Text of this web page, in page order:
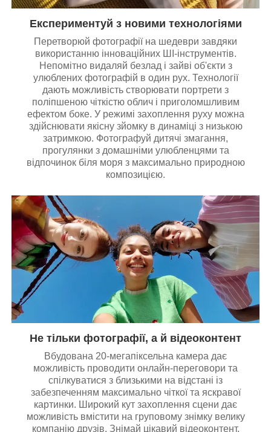
Експериментуй з новими технологіями
Перетворюй фотографії на шедеври завдяки
використанню інноваційних ШІ-інструментів.
Непомітно видаляй безлад і зайві об'єкти з
улюблених фотографій в один рух. Технології
дають можливість створювати портрети з
поліпшеною чіткістю облич і приголомшливим
ефектом боке. У режимі захоплення руху можна
здійснювати якісну зйомку в динаміці з низькою
затримкою. Фотографуй дитячі змагання,
прогулянки з домашніми улюбленцями та
відпочинок біля моря з максимально природною
композицією.
Не тільки фотографії, а й відеоконтент
Вбудована 20-мегапіксельна камера дає
можливість проводити онлайн-переговори та
спілкуватися з близькими на відстані із
забезпеченням максимально чіткої та яскравої
картинки. Широкий кут захоплення сцени дає
можливість вмістити на груповому знімку велику
компанію друзів. Знімай цікавий відеоконтент,